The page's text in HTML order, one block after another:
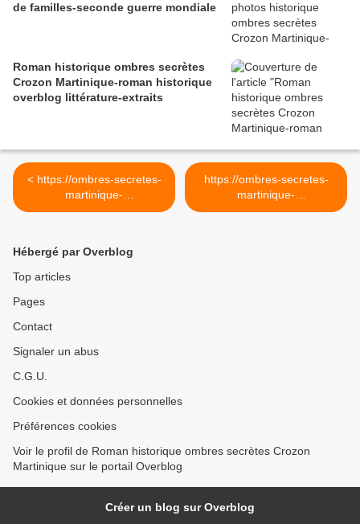
de familles-seconde guerre mondiale
Roman historique ombres secrètes
Crozon Martinique-roman historique
overblog littérature-extraits
< https://ombres-secretes-
martinique-
crozonue.overblog.fr
https://ombres-secretes-
martinique-
crozonue.overblog.fr >
Hébergé par Overblog
Top articles
Pages
Contact
Signaler un abus
C.G.U.
Cookies et données personnelles
Préférences cookies
Voir le profil de Roman historique ombres secrètes Crozon
Martinique sur le portail Overblog
Créer un blog sur Overblog